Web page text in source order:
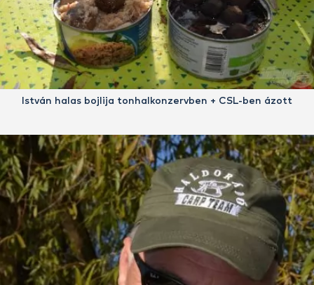
István halas bojlija tonhalkonzervben + CSL-ben ázott